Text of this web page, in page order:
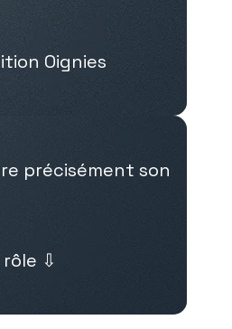
Oignies
précisément son
rôle ⇩